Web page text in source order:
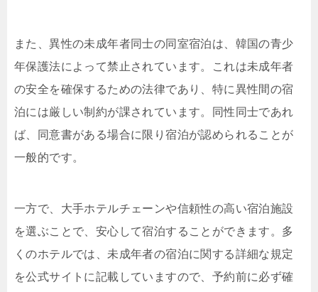
また、異性の未成年者同士の同室宿泊は、韓国の青少
年保護法によって禁止されています。これは未成年者
の安全を確保するための法律であり、特に異性間の宿
泊には厳しい制約が課されています。同性同士であれ
ば、同意書がある場合に限り宿泊が認められることが
一般的です。
一方で、大手ホテルチェーンや信頼性の高い宿泊施設
を選ぶことで、安心して宿泊することができます。多
くのホテルでは、未成年者の宿泊に関する詳細な規定
を公式サイトに記載していますので、予約前に必ず確